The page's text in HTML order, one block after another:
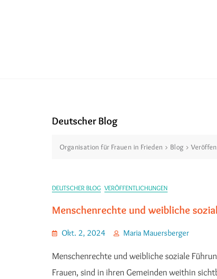
Deutscher Blog
Organisation für Frauen in Frieden > Blog >
DEUTSCHER BLOG VERÖFFENTLICHUNGEN
Menschenrechte und weibliche
Okt. 2, 2024 Maria Mauersberger
Menschenrechte und weibliche soziale
Frauen, sind in ihren Gemeinden weithin